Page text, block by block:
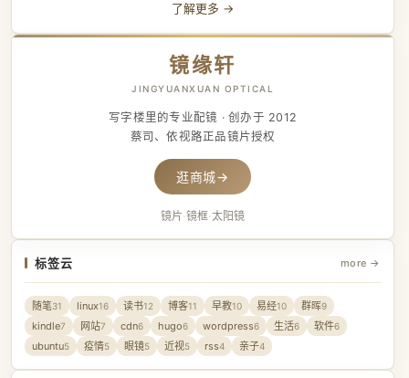
了解更多 →
镜缘轩
JINGYUANXUAN OPTICAL
写字楼里的专业配镜 · 创办于 2012
蔡司、依视路正品镜片授权
逛商城→
镜片·镜框·太阳镜
标签云 more →
随笔31 linux16 读书12 博客11 早教10 易经10 群晖9
kindle7 网站7 cdn6 hugo6 wordpress6 生活6 软件6
ubuntu5 疫情5 眼镜5 近视5 rss4 亲子4